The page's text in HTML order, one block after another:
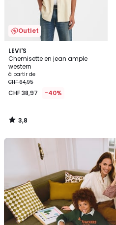
Outlet
LEVI'S
Chemisette en jean ample
western
à partir de
CHF 64,95
CHF 38,97 -40%
3,8
/ 5
3,8
/
Notre
rentrer